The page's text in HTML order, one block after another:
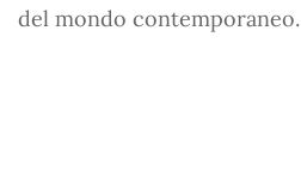
del mondo contemporaneo.